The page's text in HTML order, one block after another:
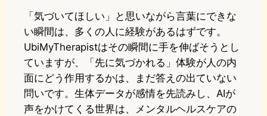
「気づいてほしい」と思いながら言葉にできな
い瞬間は、多くの人に経験があるはずです。
UbiMyTherapistはその瞬間に手を伸ばそうとし
ていますが、「先に気づかれる」体験が人の内
面にどう作用するかは、まだ答えの出ていない
問いです。生体データが感情を先読みし、AIが
声をかけてくる世界は、メンタルヘルスケアの